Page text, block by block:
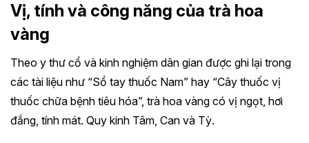
Vị, tính và công năng của trà hoa
vàng
Theo y thư cổ và kinh nghiệm dân gian được ghi lại trong
các tài liệu như “Sổ tay thuốc Nam” hay “Cây thuốc vị
thuốc chữa bệnh tiêu hóa”, trà hoa vàng có vị ngọt, hơi
đắng, tính mát. Quy kinh Tâm, Can và Tỳ.